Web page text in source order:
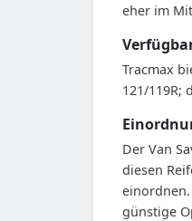
eher im
Tracmax
121/119R;
Der Van
diesen
günstige